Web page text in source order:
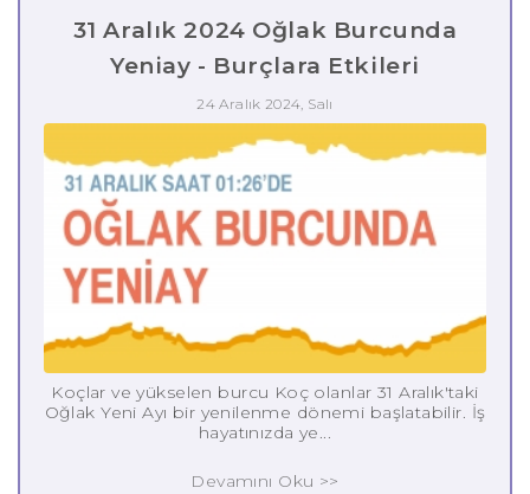
31 Aralık 2024 Oğlak Burcunda
Yeniay - Burçlara Etkileri
24 Aralık 2024, Salı
Koçlar ve yükselen burcu Koç olanlar 31 Aralık'taki
Oğlak Yeni Ayı bir yenilenme dönemi başlatabilir. İş
hayatınızda ye...
Devamını Oku >>